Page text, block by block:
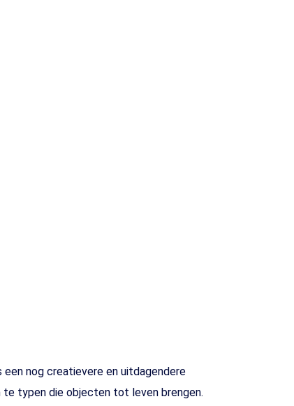
nog creatievere en uitdagendere
te typen die objecten tot leven brengen.